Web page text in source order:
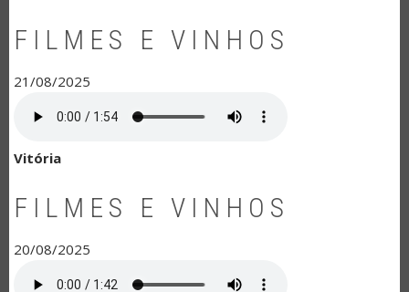
FILMES E VINHOS
21/08/2025
Vitória
FILMES E VINHOS
20/08/2025